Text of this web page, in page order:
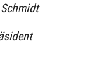
Schmidt